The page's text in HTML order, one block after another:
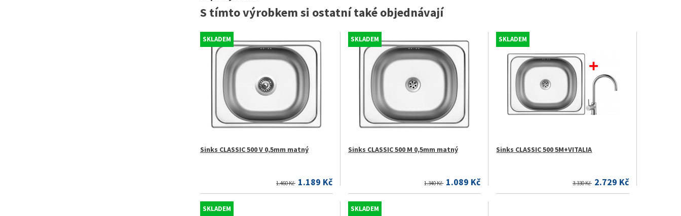
S tímto výrobkem si ostatní také objednávají
SKLADEM
Sinks CLASSIC 500 V 0,5mm matný
1.460 Kč 1.189 Kč
SKLADEM
Sinks CLASSIC 500 M 0,5mm matný
1.340 Kč 1.089 Kč
SKLADEM
Sinks CLASSIC 500 5M+VITALIA
3.330 Kč 2.729 Kč
SKLADEM SKLADEM